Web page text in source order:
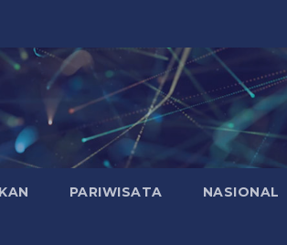
PARIWISATA NASIONAL